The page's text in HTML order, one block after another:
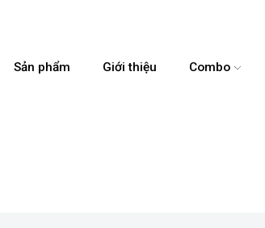
Sản phẩm Giới thiệu Combo